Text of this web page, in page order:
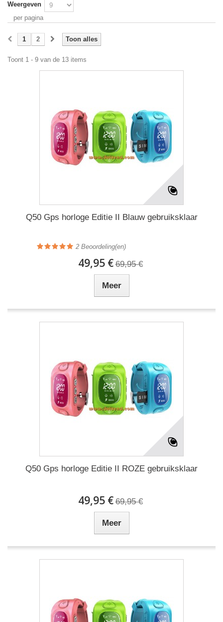
Weergeven
per pagina
Toon alles
1 2
Toont 1 - 9 van de 13 items
Q50 Gps horloge Editie II Blauw gebruiksklaar
2 Beoordeling(en)
49,95 € 69,95 €
Meer
Q50 Gps horloge Editie II ROZE gebruiksklaar
49,95 € 69,95 €
Meer